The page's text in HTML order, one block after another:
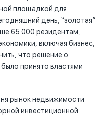
площадкой для
день, “золотая”
65 000 резидентам,
включая бизнес,
что решение о
принято властями
рынок недвижимости
инвестиционной